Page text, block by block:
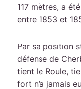
117 mètres, a
entre 1853 et
Par sa position
défense de
tient le Roule,
fort n’a jamais